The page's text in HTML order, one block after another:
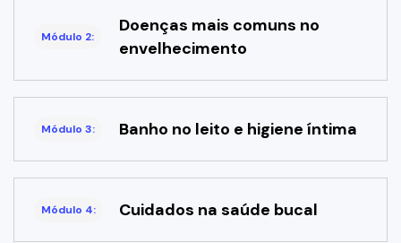
Módulo 2:
Doenças mais comuns no
envelhecimento
Módulo 3: Banho no leito e higiene íntima
Módulo 4: Cuidados na saúde bucal